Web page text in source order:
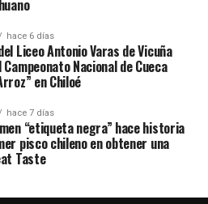
hace 6 días
Liceo Antonio Varas de Vicuña
Nacional de Cueca
en Chiloé
hace 7 días
“etiqueta negra” hace historia
pisco chileno en obtener una
Taste